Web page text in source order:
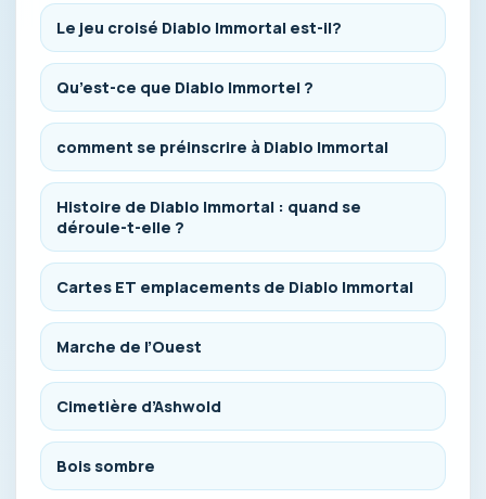
Le jeu croisé Diablo Immortal est-il?
Qu’est-ce que Diablo Immortel ?
comment se préinscrire à Diablo Immortal
Histoire de Diablo Immortal : quand se
déroule-t-elle ?
Cartes ET emplacements de Diablo Immortal
Marche de l’Ouest
Cimetière d’Ashwold
Bois sombre